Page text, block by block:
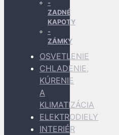
ZADNÉ
KAPOTY
ZÁMKY
OSVETLENIE
CHLADENIE,
KÚRENIE
A
KLIMATIZÁCIA
ELEKTRODIELY
INTERIÉR